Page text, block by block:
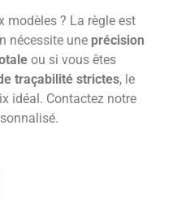
modèles ? La règle est
nécessite une précision
ou si vous êtes
traçabilité strictes, le
idéal. Contactez notre